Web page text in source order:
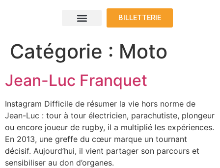
BILLETTERIE
Catégorie : Moto
Jean-Luc Franquet
Instagram Difficile de résumer la vie hors norme de
Jean-Luc : tour à tour électricien, parachutiste, plongeur
ou encore joueur de rugby, il a multiplié les expériences.
En 2013, une greffe du cœur marque un tournant
décisif. Aujourd’hui, il vient partager son parcours et
sensibiliser au don d’organes.